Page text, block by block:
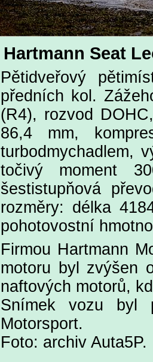
Hartmann Seat
Pětidveřový
předních kol.
(R4), rozvod
86,4 mm,
turbodmychadlem,
točivý moment
šestistupňová
rozměry: délka
pohotovostní
Firmou Hartmann
motoru byl zvýšen
naftových motorů,
Snímek vozu byl
Motorsport.
Foto: archiv Auta5P.